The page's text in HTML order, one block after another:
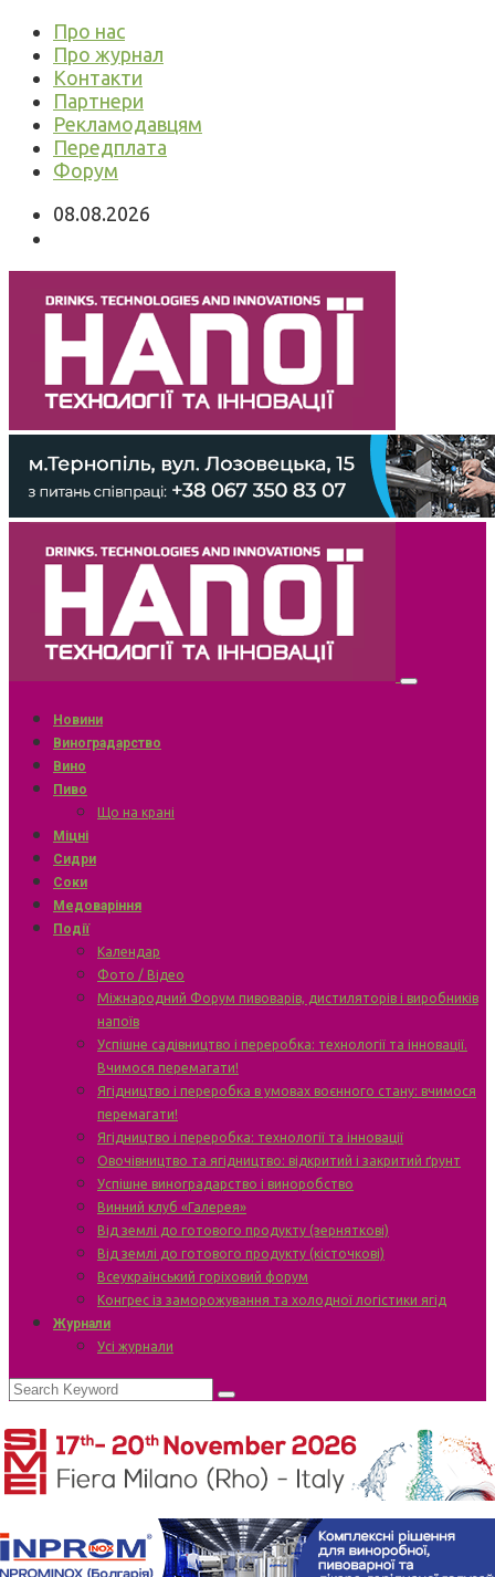
Про нас
Про журнал
Контакти
Партнери
Рекламодавцям
Передплата
Форум
08.08.2026
Новини
Виноградарство
Вино
Пиво
Що на крані
Міцні
Сидри
Соки
Медоваріння
Події
Календар
Фото / Відео
Міжнародний Форум пивоварів, дистиляторів і виробників
напоїв
Успішне садівництво і переробка: технології та інновації.
Вчимося перемагати!
Ягідництво і переробка в умовах воєнного стану: вчимося
перемагати!
Ягідництво і переробка: технології та інновації
Овочівництво та ягідництво: відкритий і закритий ґрунт
Успішне виноградарство і виноробство
Винний клуб «Галерея»
Від землі до готового продукту (зерняткові)
Від землі до готового продукту (кісточкові)
Всеукраїнський горіховий форум
Конгрес із заморожування та холодної логістики ягід
Журнали
Усі журнали